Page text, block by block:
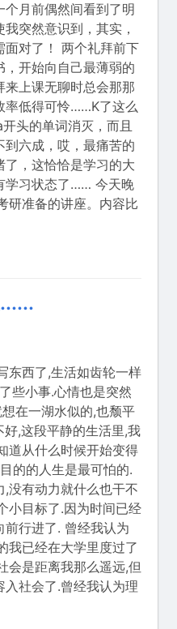
个月前偶然间看到了明
突然意识到，其实，
面对了！ 两个礼拜前下
开始向自己最薄弱的
上课无聊时总会那那
率低得可怜……K了这么
头的单词消灭，而且
六成，哎，最痛苦的
，这恰恰是学习的大
学习状态了…… 今天晚
研准备的讲座。内容比
东西了,生活如齿轮一样
些小事.心情也是突然
在一湖水似的,也颓平
,这段平静的生活里,我
道从什么时候开始变得
的的人生是最可怕的.
没有动力就什么也干不
小目标了.因为时间已经
行进了. 曾经我认为
我已经在大学里度过了
会是距离我那么遥远,但
社会了.曾经我认为理